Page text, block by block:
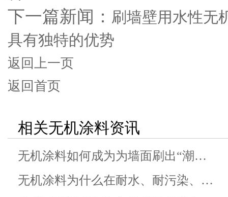
下一篇新闻： 刷墙壁用水性无
具有独特的优势
返回上一页
返回首页
相关无机涂料资讯
无机涂料如何成为为墙面刷出“潮…
无机涂料为什么在耐水、耐污染、…